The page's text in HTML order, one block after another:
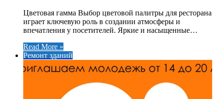
Цветовая гамма Выбор цветовой палитры для ресторана
играет ключевую роль в создании атмосферы и
впечатления у посетителей. Яркие и насыщенные…
Read More »
Ремонт зданий